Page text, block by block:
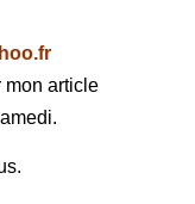
mon article